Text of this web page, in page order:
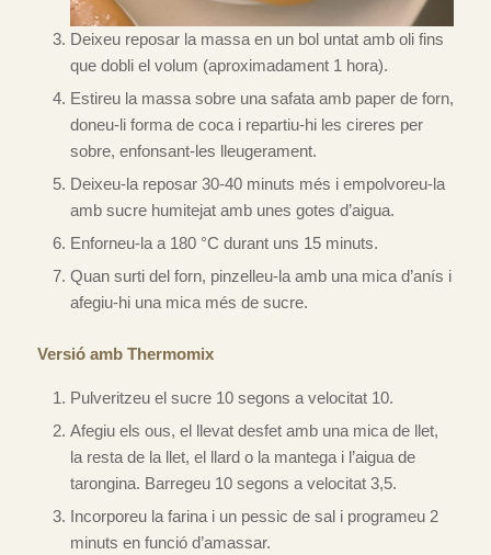
Deixeu reposar la massa en un bol untat amb oli fins
que dobli el volum (aproximadament 1 hora).
Estireu la massa sobre una safata amb paper de forn,
doneu-li forma de coca i repartiu-hi les cireres per
sobre, enfonsant-les lleugerament.
Deixeu-la reposar 30-40 minuts més i empolvoreu-la
amb sucre humitejat amb unes gotes d’aigua.
Enforneu-la a 180 °C durant uns 15 minuts.
Quan surti del forn, pinzelleu-la amb una mica d’anís i
afegiu-hi una mica més de sucre.
Versió amb Thermomix
Pulveritzeu el sucre 10 segons a velocitat 10.
Afegiu els ous, el llevat desfet amb una mica de llet,
la resta de la llet, el llard o la mantega i l’aigua de
tarongina. Barregeu 10 segons a velocitat 3,5.
Incorporeu la farina i un pessic de sal i programeu 2
minuts en funció d’amassar.